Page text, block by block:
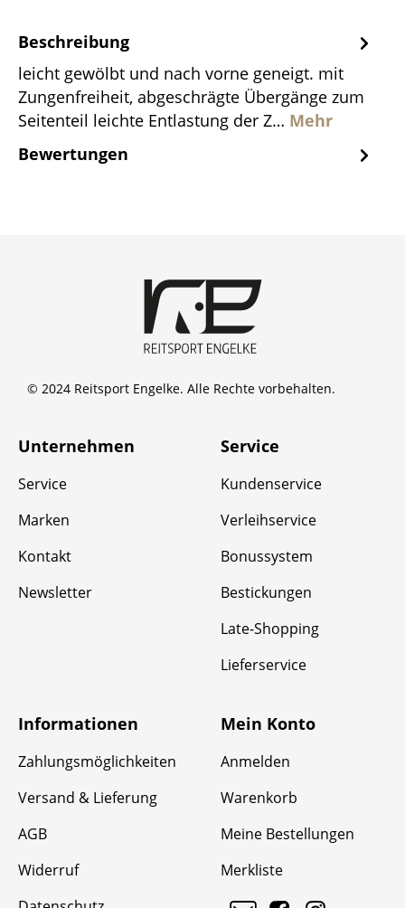
Beschreibung
leicht gewölbt und nach vorne geneigt. mit
Zungenfreiheit, abgeschrägte Übergänge zum
Seitenteil leichte Entlastung der Z… Mehr
Bewertungen
© 2024 Reitsport Engelke. Alle Rechte vorbehalten.
Unternehmen
Service
Marken
Kontakt
Newsletter
Service
Kundenservice
Verleihservice
Bonussystem
Bestickungen
Late-Shopping
Lieferservice
Informationen
Zahlungsmöglichkeiten
Versand & Lieferung
AGB
Widerruf
Mein Konto
Anmelden
Warenkorb
Meine Bestellungen
Merkliste